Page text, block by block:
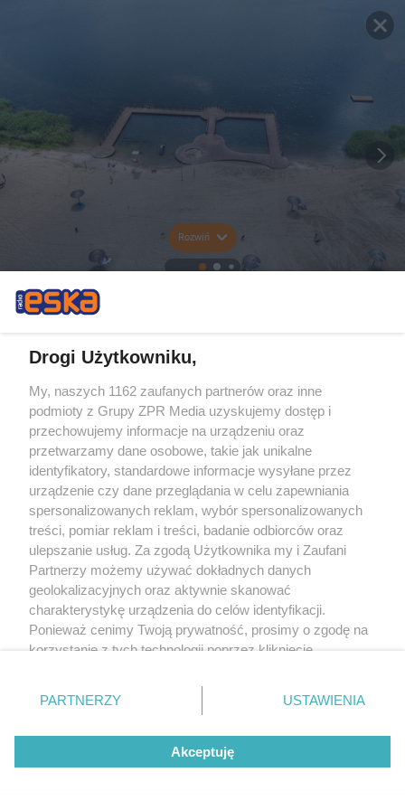
Rozwiń
Drogi Użytkowniku,
My, naszych 1162 zaufanych partnerów oraz inne
podmioty z Grupy ZPR Media uzyskujemy dostęp i
przechowujemy informacje na urządzeniu oraz
przetwarzamy dane osobowe, takie jak unikalne
identyfikatory, standardowe informacje wysyłane przez
urządzenie czy dane przeglądania w celu zapewniania
spersonalizowanych reklam, wybór spersonalizowanych
treści, pomiar reklam i treści, badanie odbiorców oraz
ulepszanie usług. Za zgodą Użytkownika my i Zaufani
Partnerzy możemy używać dokładnych danych
geolokalizacyjnych oraz aktywnie skanować
charakterystykę urządzenia do celów identyfikacji.
Ponieważ cenimy Twoją prywatność, prosimy o zgodę na
korzystanie z tych technologii poprzez kliknięcie
zmienić/wycofać klikając przycisk ustawień prywatności
znajdujący się w lewym dolnym rogu strony
rodzaje przetwarzania danych nie wymagają zgody
użytkownika, ale masz prawo sprzeciwić się takiemu
przetwarzaniu. Preferencje będą miały zastosowanie tylko
PARTNERZY USTAWIENIA
Akceptuję